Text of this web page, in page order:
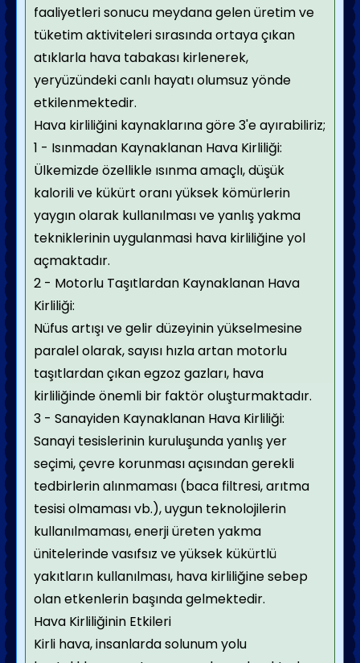
faaliyetleri sonucu meydana gelen üretim ve
tüketim aktiviteleri sırasında ortaya çıkan
atıklarla hava tabakası kirlenerek,
yeryüzündeki canlı hayatı olumsuz yönde
etkilenmektedir.
Hava kirliliğini kaynaklarına göre 3'e ayırabiliriz;
1 - Isınmadan Kaynaklanan Hava Kirliliği:
Ülkemizde özellikle ısınma amaçlı, düşük
kalorili ve kükürt oranı yüksek kömürlerin
yaygın olarak kullanılması ve yanlış yakma
tekniklerinin uygulanmasi hava kirliliğine yol
açmaktadır.
2 - Motorlu Taşıtlardan Kaynaklanan Hava
Kirliliği:
Nüfus artışı ve gelir düzeyinin yükselmesine
paralel olarak, sayısı hızla artan motorlu
taşıtlardan çıkan egzoz gazları, hava
kirliliğinde önemli bir faktör oluşturmaktadır.
3 - Sanayiden Kaynaklanan Hava Kirliliği:
Sanayi tesislerinin kuruluşunda yanlış yer
seçimi, çevre korunması açısından gerekli
tedbirlerin alınmaması (baca filtresi, arıtma
tesisi olmaması vb.), uygun teknolojilerin
kullanılmaması, enerji üreten yakma
ünitelerinde vasıfsız ve yüksek kükürtlü
yakıtların kullanılması, hava kirliliğine sebep
olan etkenlerin başında gelmektedir.
Hava Kirliliğinin Etkileri
Kirli hava, insanlarda solunum yolu